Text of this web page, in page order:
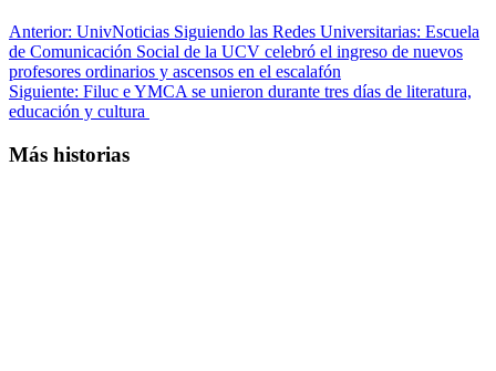
Anterior: UnivNoticias Siguiendo las Redes Universitarias: Escuela
de Comunicación Social de la UCV celebró el ingreso de nuevos
profesores ordinarios y ascensos en el escalafón
Siguiente: Filuc e YMCA se unieron durante tres días de literatura,
educación y cultura
Más historias